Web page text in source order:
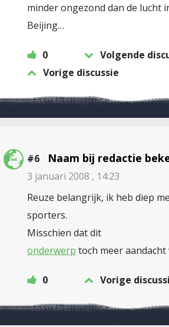
minder ongezond dan de lucht
Beijing…
0
Volgende
Vorige discussie
#6 Naam bij redactie
3 januari 2008 , 14:23
Reuze belangrijk, ik heb diep
sporters.
Misschien dat dit
onderwerp toch meer aandacht
0 Vorige